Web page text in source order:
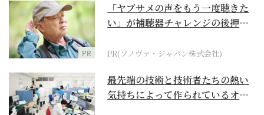
PR
「ヤブサメの声をもう一度聴きた
い」が補聴器チャレンジの後押し
PR(ソノヴァ・ジャパン株式会社)
最先端の技術と技術者たちの熱い
気持ちによって作られているオー